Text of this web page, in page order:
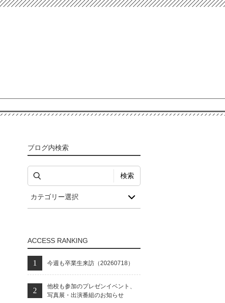
ブログ内検索
検索
カテゴリー選択
ACCESS RANKING
今週も卒業生来訪（20260718）
他校も参加のプレゼンイベント、
写真展・出演番組のお知らせ